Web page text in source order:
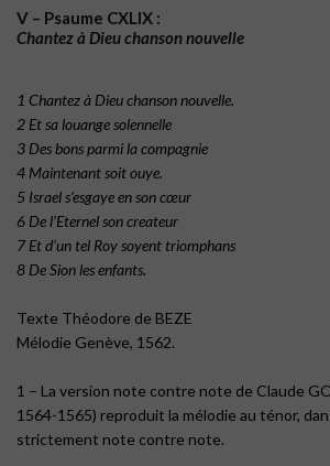
V – Psaume CXLIX :
Chantez à Dieu chanson nouvelle
1 Chantez à Dieu chanson nouvelle.
2 Et sa louange solennelle
3 Des bons parmi la compagnie
4 Maintenant soit ouye.
5 Israel s’esgaye en son cœur
6 De l’Eternel son createur
7 Et d’un tel Roy soyent triomphans
8 De Sion les enfants.
Texte Théodore de BEZE
Mélodie Genève, 1562.
1 – La version note contre note de Claude
1564-1565) reproduit la mélodie au ténor,
strictement note contre note.